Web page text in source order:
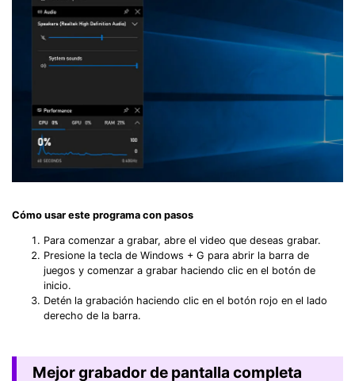
Cómo usar este programa con pasos
Para comenzar a grabar, abre el video que deseas grabar.
Presione la tecla de Windows + G para abrir la barra de
juegos y comenzar a grabar haciendo clic en el botón de
inicio.
Detén la grabación haciendo clic en el botón rojo en el lado
derecho de la barra.
Mejor grabador de pantalla completa